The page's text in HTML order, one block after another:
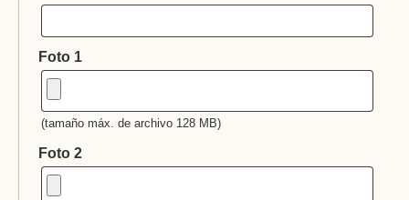
Foto 1
(tamaño máx. de archivo 128 MB)
Foto 2